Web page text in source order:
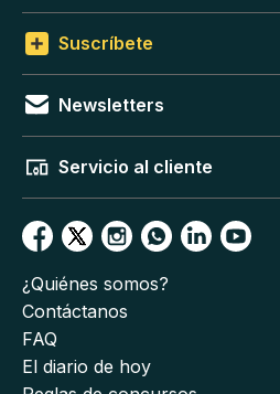
Suscríbete
Newsletters
Servicio al cliente
¿Quiénes somos?
Contáctanos
FAQ
El diario de hoy